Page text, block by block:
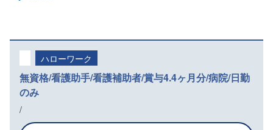
ハローワーク
無資格/看護助手/看護補助者/賞与4.4ヶ月分/病院/日勤
のみ
/